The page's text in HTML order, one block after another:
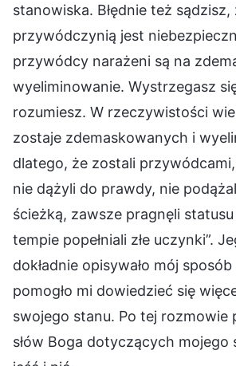
stanowiska. Błędnie też sądzisz,
przywódczynią jest
przywódcy narażeni są na
wyeliminowanie. Wystrzegasz
rozumiesz. W rzeczywistości
zostaje zdemaskowanych i
dlatego, że zostali
nie dążyli do prawdy, nie
ścieżką, zawsze pragnęli
tempie popełniali złe uczynki”.
dokładnie opisywało mój
pomogło mi dowiedzieć się
swojego stanu. Po tej rozmowie
słów Boga dotyczących mojego